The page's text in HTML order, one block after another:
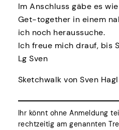
Im Anschluss gäbe es
Get-together in einem
ich noch heraussuche.
Ich freue mich drauf, bis
Lg Sven
Sketchwalk von Sven Hagl
Ihr könnt ohne Anmeldung
rechtzeitig am genannten